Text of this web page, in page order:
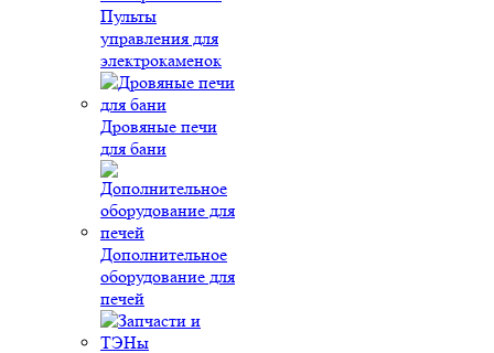
Пульты
управления для
электрокаменок
Дровяные печи
для бани
Дополнительное
оборудование для
печей